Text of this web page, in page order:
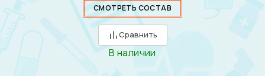
СМОТРЕТЬ СОСТАВ
Сравнить
В наличии